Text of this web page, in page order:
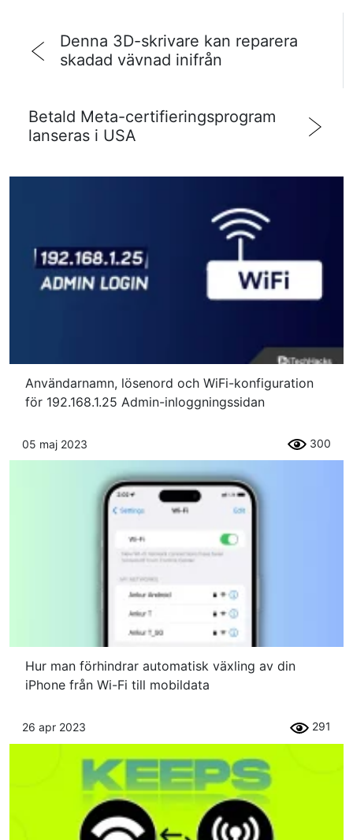
Denna 3D-skrivare kan reparera
skadad vävnad inifrån
Betald Meta-certifieringsprogram
lanseras i USA
Användarnamn, lösenord och WiFi-konfiguration
för 192.168.1.25 Admin-inloggningssidan
05 maj 2023 300
Hur man förhindrar automatisk växling av din
iPhone från Wi-Fi till mobildata
26 apr 2023 291